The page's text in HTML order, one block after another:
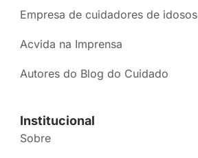
Empresa de cuidadores de idosos
Acvida na Imprensa
Autores do Blog do Cuidado
Institucional
Sobre